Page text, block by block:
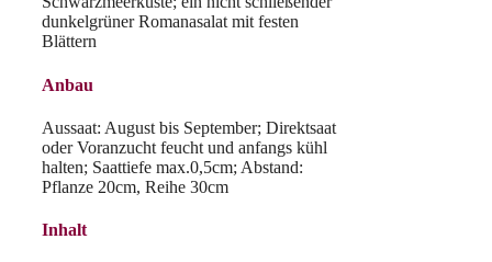
dunkelgrüner Romanasalat mit festen
Blättern
Anbau
Aussaat: August bis September; Direktsaat
oder Voranzucht feucht und anfangs kühl
halten; Saattiefe max.0,5cm; Abstand:
Pflanze 20cm, Reihe 30cm
Inhalt